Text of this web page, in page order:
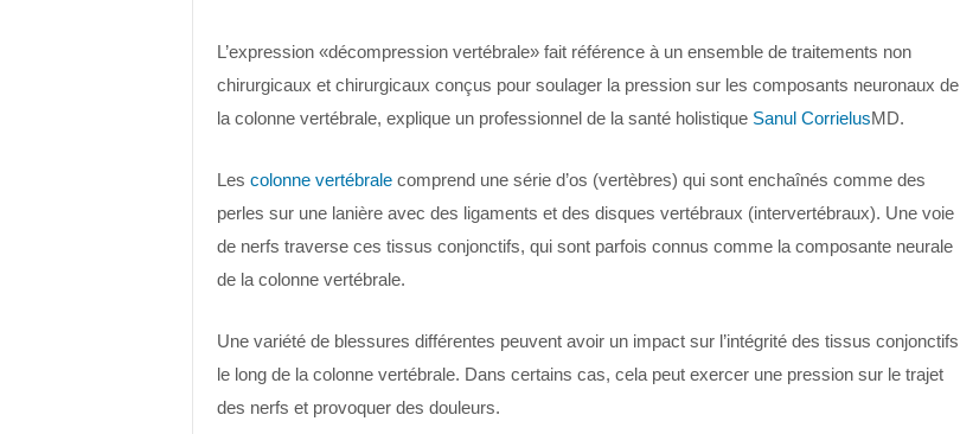
L’expression «décompression vertébrale» fait référence à un ensemble de traitements non
chirurgicaux et chirurgicaux conçus pour soulager la pression sur les composants neuronaux de
la colonne vertébrale, explique un professionnel de la santé holistique Sanul CorrielusMD.
Les colonne vertébralecomprend une série d’os (vertèbres) qui sont enchaînés comme des
perles sur une lanière avec des ligaments et des disques vertébraux (intervertébraux). Une voie
de nerfs traverse ces tissus conjonctifs, qui sont parfois connus comme la composante neurale
de la colonne vertébrale.
Une variété de blessures différentes peuvent avoir un impact sur l’intégrité des tissus conjonctifs
le long de la colonne vertébrale. Dans certains cas, cela peut exercer une pression sur le trajet
des nerfs et provoquer des douleurs.